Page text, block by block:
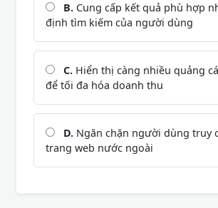
B. Cung cấp kết quả phù hợp
định tìm kiếm của người dùng
C. Hiển thị càng nhiều quảng
để tối đa hóa doanh thu
D. Ngăn chặn người dùng truy
trang web nước ngoài